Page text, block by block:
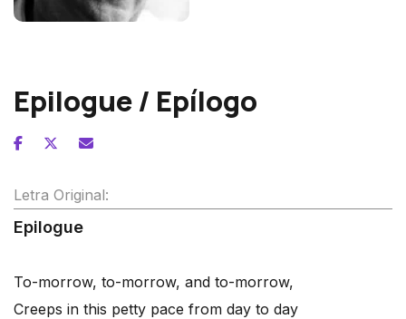
Epilogue / Epílogo
Letra Original:
Epilogue
To-morrow, to-morrow, and to-morrow,
Creeps in this petty pace from day to day